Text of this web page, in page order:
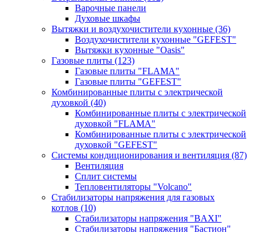
Варочные панели
Духовые шкафы
Вытяжки и воздухочистители кухонные (36)
Воздухочистители кухонные "GEFEST"
Вытяжки кухонные "Oasis"
Газовые плиты (123)
Газовые плиты "FLAMA"
Газовые плиты "GEFEST"
Комбинированные плиты с электрической
духовкой (40)
Комбинированные плиты с электрической
духовкой "FLAMA"
Комбинированные плиты с электрической
духовкой "GEFEST"
Системы кондиционирования и вентиляция (87)
Вентиляция
Сплит системы
Тепловентиляторы "Volcano"
Стабилизаторы напряжения для газовых
котлов (10)
Стабилизаторы напряжения "BAXI"
Стабилизаторы напряжения "Бастион"